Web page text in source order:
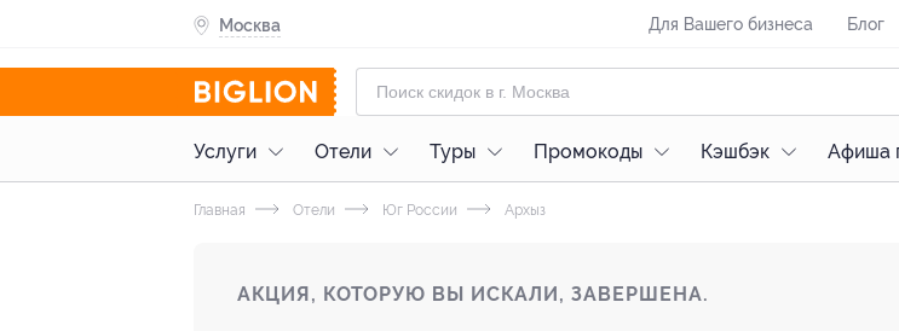
Москва Для Вашего бизнеса Блог
Услуги Отели Туры Промокоды Кэшбэк Афиша
Главная Отели Юг России Архыз
АКЦИЯ, КОТОРУЮ ВЫ ИСКАЛИ, ЗАВЕРШЕНА.